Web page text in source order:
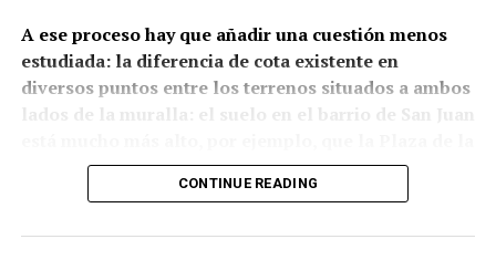
A ese proceso hay que añadir una cuestión menos
estudiada: la diferencia de cota existente en
diversos puntos entre los terrenos situados a ambos
lados de la muralla: el suelo en el barrio de San Juan
Constitución.La arqueología ha demostrado que
esta relación con el relieve estaba presente desde la
CONTINUE READING